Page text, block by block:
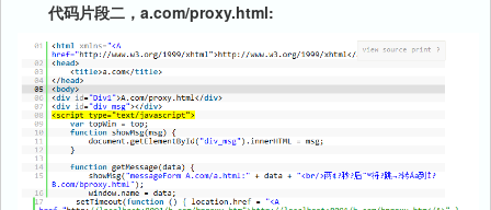
代码片段二，a.com/proxy.html: